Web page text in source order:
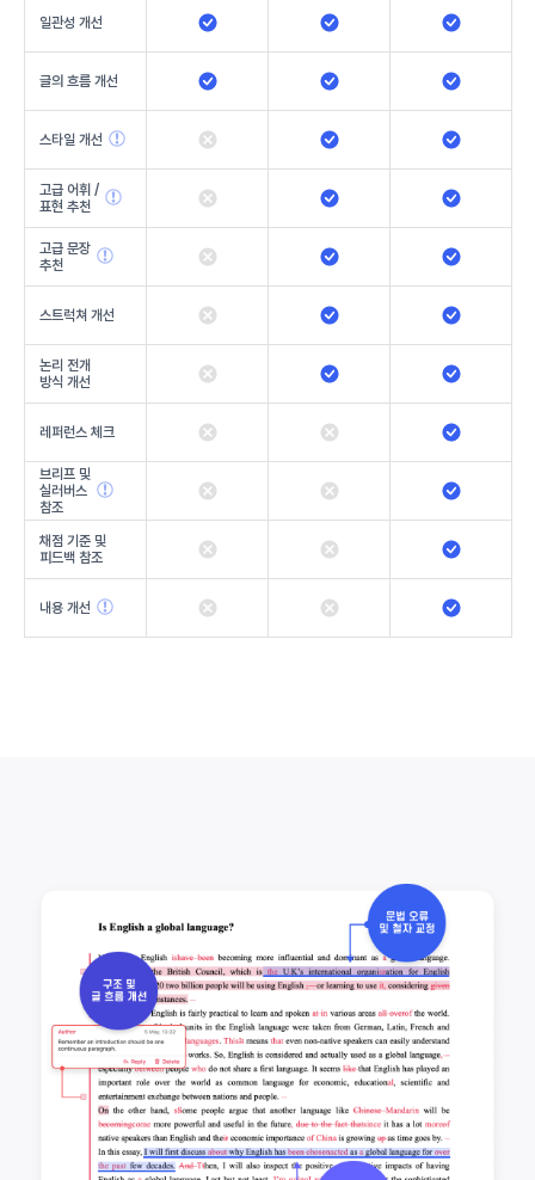
일관성 개선
글의 흐름 개선
스타일 개선
고급 어휘 /
표현 추천
고급 문장
추천
스트럭쳐 개선
논리 전개
방식 개선
레퍼런스 체크
브리프 및
실러버스
참조
채점 기준 및
피드백 참조
내용 개선